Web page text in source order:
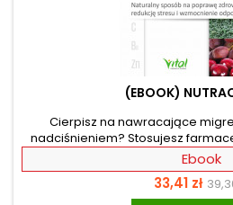
(EBOOK)
Cierpisz na nawracające
nadciśnieniem? Stosujesz
one oczekiwanych rezultatów? A
przed chorobami
programowi Autora w prosty
Ebook
Cena
33,41 zł